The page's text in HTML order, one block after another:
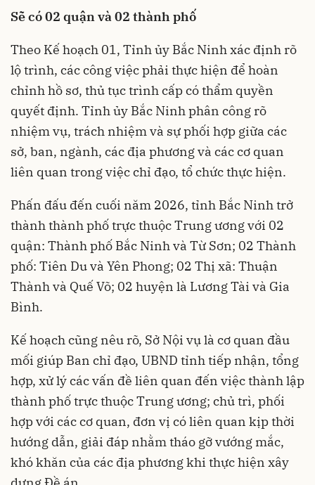
Sẽ có 02 quận và 02 thành phố
Theo Kế hoạch 01, Tỉnh ủy Bắc Ninh xác định rõ
lộ trình, các công việc phải thực hiện để hoàn
chỉnh hồ sơ, thủ tục trình cấp có thẩm quyền
quyết định. Tỉnh ủy Bắc Ninh phân công rõ
nhiệm vụ, trách nhiệm và sự phối hợp giữa các
sở, ban, ngành, các địa phương và các cơ quan
liên quan trong việc chỉ đạo, tổ chức thực hiện.
Phấn đấu đến cuối năm 2026, tỉnh Bắc Ninh trở
thành thành phố trực thuộc Trung ương với 02
quận: Thành phố Bắc Ninh và Từ Sơn; 02 Thành
phố: Tiên Du và Yên Phong; 02 Thị xã: Thuận
Thành và Quế Võ; 02 huyện là Lương Tài và Gia
Bình.
Kế hoạch cũng nêu rõ, Sở Nội vụ là cơ quan đầu
mối giúp Ban chỉ đạo, UBND tỉnh tiếp nhận, tổng
hợp, xử lý các vấn đề liên quan đến việc thành lập
thành phố trực thuộc Trung ương; chủ trì, phối
hợp với các cơ quan, đơn vị có liên quan kịp thời
hướng dẫn, giải đáp nhằm tháo gỡ vướng mắc,
khó khăn của các địa phương khi thực hiện xây